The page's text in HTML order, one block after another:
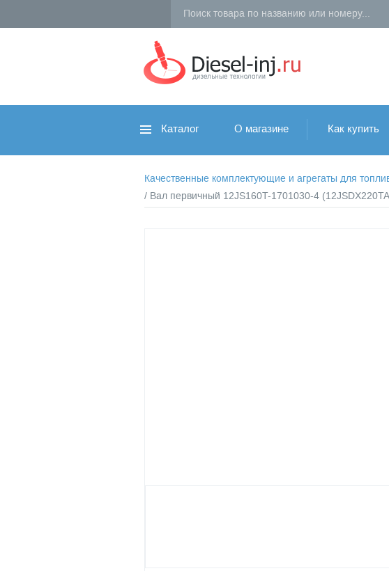
Каталог О магазине Как купить
Качественные комплектующие и агрегаты для
/ Вал первичный 12JS160T-1701030-4